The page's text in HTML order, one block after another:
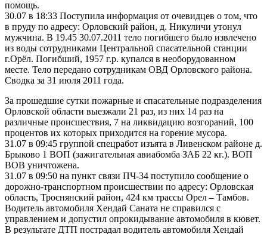
помощь.
30.07 в 18:33 Поступила информация от очевидцев о том, что
в пруду по адресу: Орловский район, д. Никуличи утонул
мужчина. В 19.45 30.07.2011 тело погибшего было извлечено
из воды сотрудниками Центральной спасательной станции
г.Орёл. Погибший, 1957 г.р. купался в необорудованном
месте. Тело передано сотрудникам ОВД Орловского района.
Сводка за 31 июля 2011 года.
За прошедшие сутки пожарные и спасательные подразделения
Орловской области выезжали 21 раз, из них 14 раз на
различные происшествия, 7 на ликвидацию возгораний, 100
процентов их которых приходится на горение мусора.
31.07 в 09:45 группой спецработ изъята в Ливенском районе д.
Брыково 1 ВОП (зажигательная авиабомба ЗАБ 22 кг.). ВОП
ВОВ уничтожена.
31.07 в 09:50 на пункт связи ПЧ-34 поступило сообщение о
дорожно-транспортном происшествии по адресу: Орловская
область, Троснянский район, 424 км трассы Орел – Тамбов.
Водитель автомобиля Хендай Саната не справился с
управлением и допустил опрокидывание автомобиля в кювет.
В результате ДТП пострадал водитель автомобиля Хендай